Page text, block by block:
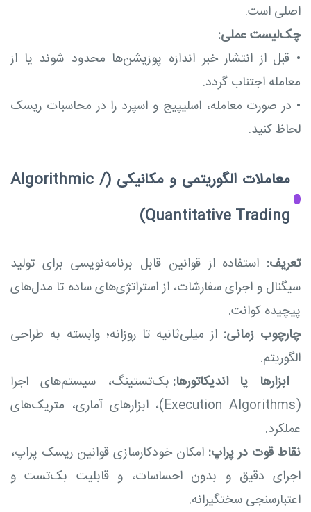
اصلی است.
چک‌لیست عملی:
• قبل از انتشار خبر اندازه پوزیشن‌ها محدود شوند یا از
معامله اجتناب گردد.
• در صورت معامله، اسلیپیج و اسپرد را در محاسبات ریسک
لحاظ کنید.
معاملات الگوریتمی و مکانیکی (Algorithmic /
Quantitative Trading)
تعریف: استفاده از قوانین قابل برنامه‌نویسی برای تولید
سیگنال و اجرای سفارشات، از استراتژی‌های ساده تا مدل‌های
پیچیده کوانت.
چارچوب زمانی: از میلی‌ثانیه تا روزانه؛ وابسته به طراحی
الگوریتم.
ابزارها یا اندیکاتورها: بک‌تستینگ، سیستم‌های اجرا
(Execution Algorithms)، ابزارهای آماری، متریک‌های
عملکرد.
نقاط قوت در پراپ: امکان خودکارسازی قوانین ریسک پراپ،
اجرای دقیق و بدون احساسات، و قابلیت بک‌تست و
اعتبارسنجی سختگیرانه.